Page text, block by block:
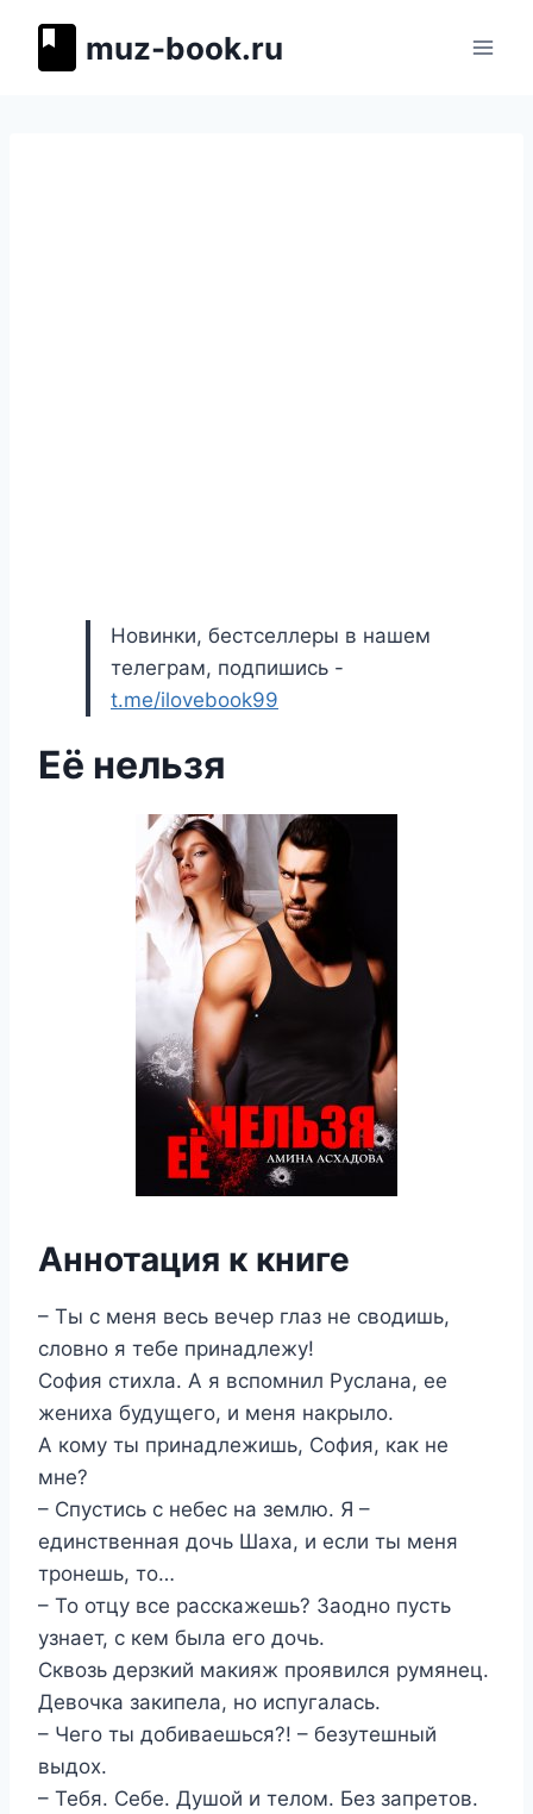
muz-book.ru
Новинки, бестселлеры в нашем
телеграм, подпишись -
t.me/ilovebook99
Её нельзя
Аннотация к книге
– Ты с меня весь вечер глаз не сводишь,
словно я тебе принадлежу!
София стихла. А я вспомнил Руслана, ее
жениха будущего, и меня накрыло.
А кому ты принадлежишь, София, как не
мне?
– Спустись с небес на землю. Я –
единственная дочь Шаха, и если ты меня
тронешь, то…
– То отцу все расскажешь? Заодно пусть
узнает, с кем была его дочь.
Сквозь дерзкий макияж проявился румянец.
Девочка закипела, но испугалась.
– Чего ты добиваешься?! – безутешный
выдох.
– Тебя. Себе. Душой и телом. Без запретов.